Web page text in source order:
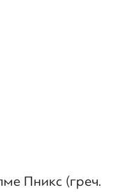
Пникс (греч.